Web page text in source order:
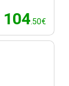
104.50€